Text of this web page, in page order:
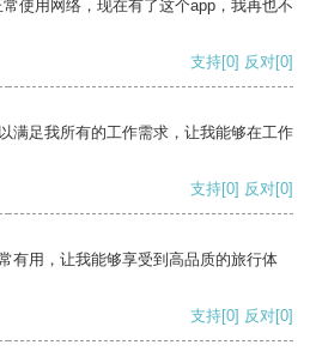
使用网络，现在有了这个app，我再也不
支持[0] 反对[0]
满足我所有的工作需求，让我能够在工作
支持[0] 反对[0]
有用，让我能够享受到高品质的旅行体
支持[0] 反对[0]